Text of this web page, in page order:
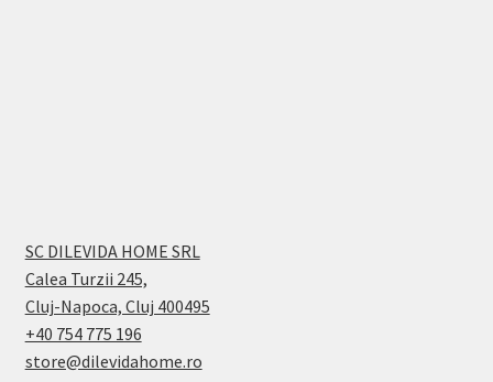
SC DILEVIDA HOME SRL
Calea Turzii 245,
Cluj-Napoca, Cluj 400495
+40 754 775 196
store@dilevidahome.ro